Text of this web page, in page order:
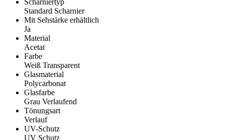
Scharniertyp
Standard Scharnier
Mit Sehstärke erhältlich
Ja
Material
Acetat
Farbe
Weiß Transparent
Glasmaterial
Polycarbonat
Glasfarbe
Grau Verlaufend
Tönungsart
Verlauf
UV-Schutz
UV Schutz